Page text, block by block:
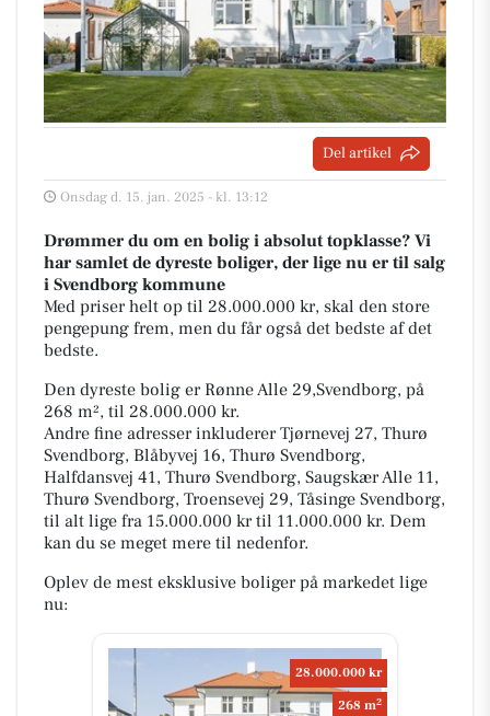
Del artikel
Onsdag d. 15. jan. 2025 - kl. 13:12
Drømmer du om en bolig i absolut topklasse? Vi
har samlet de dyreste boliger, der lige nu er til salg
i Svendborg kommune
Med priser helt op til 28.000.000 kr, skal den store
pengepung frem, men du får også det bedste af det
bedste.
Den dyreste bolig er Rønne Alle 29,Svendborg, på
268 m², til 28.000.000 kr.
Andre fine adresser inkluderer Tjørnevej 27, Thurø
Svendborg, Blåbyvej 16, Thurø Svendborg,
Halfdansvej 41, Thurø Svendborg, Saugskær Alle 11,
Thurø Svendborg, Troensevej 29, Tåsinge Svendborg,
til alt lige fra 15.000.000 kr til 11.000.000 kr. Dem
kan du se meget mere til nedenfor.
Oplev de mest eksklusive boliger på markedet lige
nu:
28.000.000 kr
268 m2